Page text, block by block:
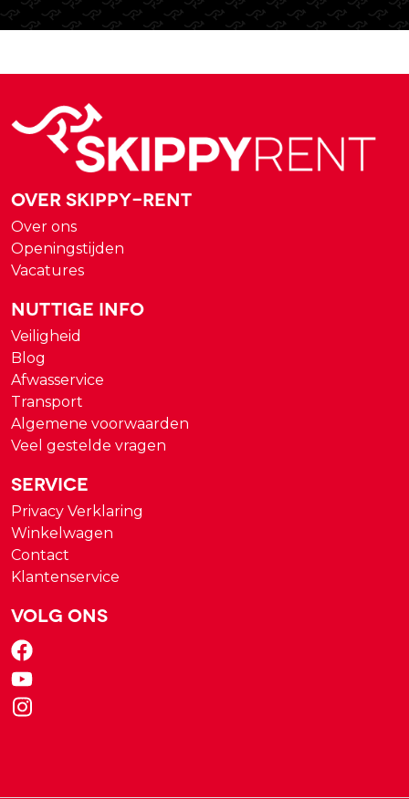
Over Skippy-rent
Over ons
Openingstijden
Vacatures
Nuttige Info
Veiligheid
Blog
Afwasservice
Transport
Algemene voorwaarden
Veel gestelde vragen
Service
Privacy Verklaring
Winkelwagen
Contact
Klantenservice
Volg ons